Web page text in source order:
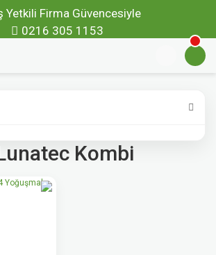
Yetkili Firma Güvencesiyle
0216 305 1153
Kombi